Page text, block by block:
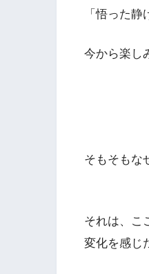
「悟った静
今から楽し
そもそもな
それは、こ
変化を感じ